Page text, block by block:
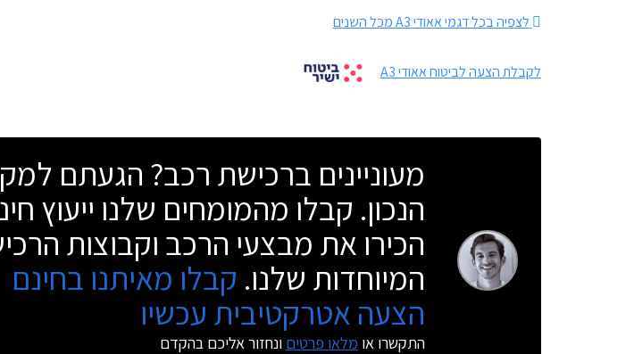
לצפיה בכל דגמי אאודי A3 מכל השנים
לקבלת הצעה לביטוח אאודי A3
מעוניינים ברכישת רכב? הגעתם
הנכון. קבלו מהמומחים שלנו ייעוץ
הכירו את מבצעי הרכב וקבוצות
המיוחדות שלנו. קבלו מאיתנו בחינם
הצעה אטרקטיבית עכשיו
התקשרו או מלאו פרטים ונחזור אליכם בהקדם